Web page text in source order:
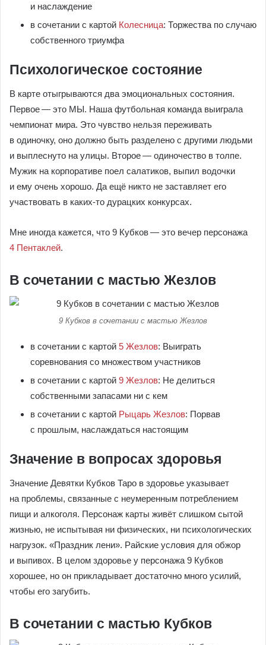
и наслаждение
в сочетании с картой Колесница: Торжества по случаю
собственного триумфа
Психологическое состояние
В карте отыгрываются два эмоциональных состояния.
Первое — это МЫ. Наша футбольная команда выиграла
чемпионат мира. Это чувство нельзя переживать
в одиночку, оно должно быть разделено с другими людьми
и выплеснуто на улицы. Второе — одиночество в толпе.
Мужик на корпоративе поел салатиков, выпил водочки
и ему очень хорошо. Да ещё никто не заставляет его
участвовать в каких-то дурацких конкурсах.
Мне иногда кажется, что 9 Кубков — это вечер персонажа
4 Пентаклей.
В сочетании с мастью Жезлов
9 Кубков в сочетании с мастью Жезлов
в сочетании с картой 5 Жезлов: Выиграть
соревнования со множеством участников
в сочетании с картой 9 Жезлов: Не делиться
собственными запасами ни с кем
в сочетании с картой Рыцарь Жезлов: Порвав
с прошлым, наслаждаться настоящим
Значение в вопросах здоровья
Значение Девятки Кубков Таро в здоровье указывает
на проблемы, связанные с неумеренным потреблением
пищи и алкоголя. Персонаж карты живёт слишком сытой
жизнью, не испытывая ни физических, ни психологических
нагрузок. «Праздник лени». Райские условия для обжор
и выпивох. В целом здоровье у персонажа 9 Кубков
хорошее, но он прикладывает достаточно много усилий,
чтобы его загубить.
В сочетании с мастью Кубков